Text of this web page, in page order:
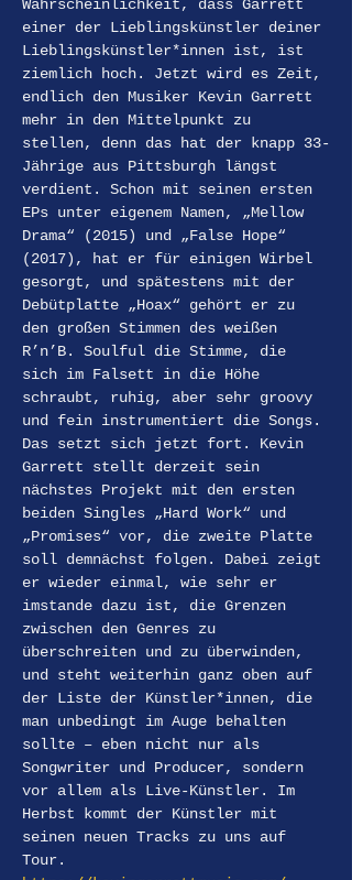
Wahrscheinlichkeit, dass Garrett
einer der Lieblingskünstler deiner
Lieblingskünstler*innen ist, ist
ziemlich hoch. Jetzt wird es Zeit,
endlich den Musiker Kevin Garrett
mehr in den Mittelpunkt zu
stellen, denn das hat der knapp 33-
Jährige aus Pittsburgh längst
verdient. Schon mit seinen ersten
EPs unter eigenem Namen, „Mellow
Drama“ (2015) und „False Hope“
(2017), hat er für einigen Wirbel
gesorgt, und spätestens mit der
Debütplatte „Hoax“ gehört er zu
den großen Stimmen des weißen
R’n’B. Soulful die Stimme, die
sich im Falsett in die Höhe
schraubt, ruhig, aber sehr groovy
und fein instrumentiert die Songs.
Das setzt sich jetzt fort. Kevin
Garrett stellt derzeit sein
nächstes Projekt mit den ersten
beiden Singles „Hard Work“ und
„Promises“ vor, die zweite Platte
soll demnächst folgen. Dabei zeigt
er wieder einmal, wie sehr er
imstande dazu ist, die Grenzen
zwischen den Genres zu
überschreiten und zu überwinden,
und steht weiterhin ganz oben auf
der Liste der Künstler*innen, die
man unbedingt im Auge behalten
sollte – eben nicht nur als
Songwriter und Producer, sondern
vor allem als Live-Künstler. Im
Herbst kommt der Künstler mit
seinen neuen Tracks zu uns auf
Tour.